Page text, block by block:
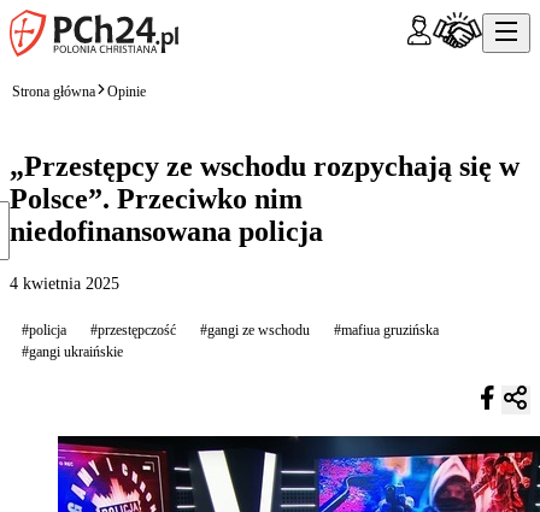
Strona główna Opinie
„Przestępcy ze wschodu rozpychają się w
Polsce”. Przeciwko nim
niedofinansowana policja
4 kwietnia 2025
#policja #przestępczość #gangi ze wschodu
#mafiua gruzińska
#gangi ukraińskie